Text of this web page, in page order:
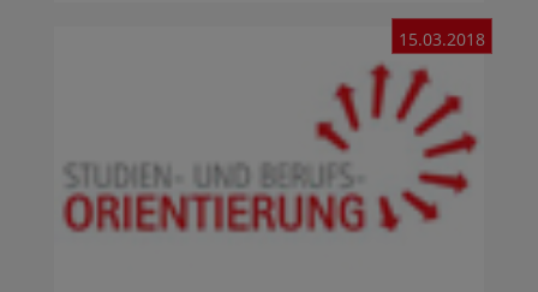
15.03.2018